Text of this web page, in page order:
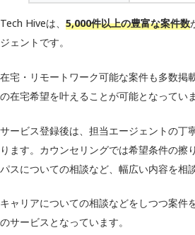
Tech Hiveは、 5,000件以上の豊富な案件数
ジェントです。
在宅・リモートワーク可能な案件も多数掲
の在宅希望を叶えることが可能となっていま
サービス登録後は、担当エージェントの丁
ります。カウンセリングでは希望条件の擦
パスについての相談など、幅広い内容を相
キャリアについての相談などをしつつ案件
のサービスとなっています。